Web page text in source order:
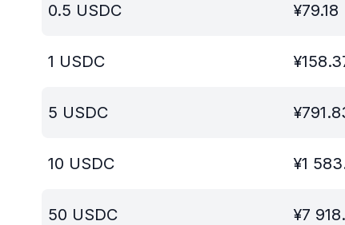
0.5 USDC ¥79.18
1 USDC ¥
5 USDC ¥
10 USDC ¥1
50 USDC ¥7